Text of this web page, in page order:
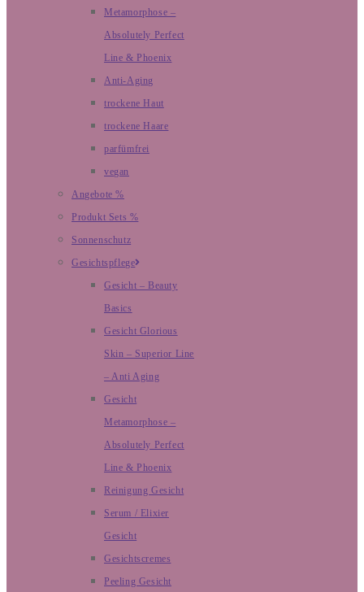
Metamorphose –
Absolutely Perfect
Line & Phoenix
Anti-Aging
trockene Haut
trockene Haare
parfümfrei
vegan
Angebote %
Produkt Sets %
Sonnenschutz
Gesichtspflege
Gesicht – Beauty
Basics
Gesicht Glorious
Skin – Superior Line
– Anti Aging
Gesicht
Metamorphose –
Absolutely Perfect
Line & Phoenix
Reinigung Gesicht
Serum / Elixier
Gesicht
Gesichtscremes
Peeling Gesicht